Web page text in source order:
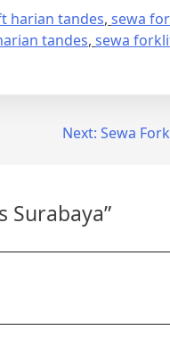
harian tandes, sewa
tandes, sewa
Next: Sewa
Surabaya”